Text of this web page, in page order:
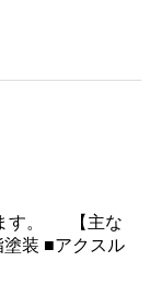
ます。 【主な
装 ■アクスル